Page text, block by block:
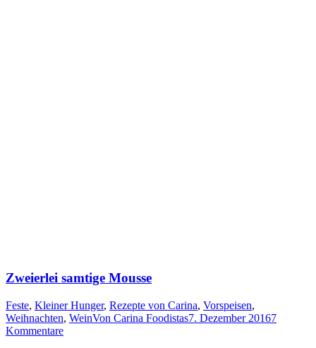
Zweierlei samtige Mousse
Feste, Kleiner Hunger, Rezepte von Carina, Vorspeisen,
Weihnachten, WeinVon Carina Foodistas7. Dezember 20167
Kommentare